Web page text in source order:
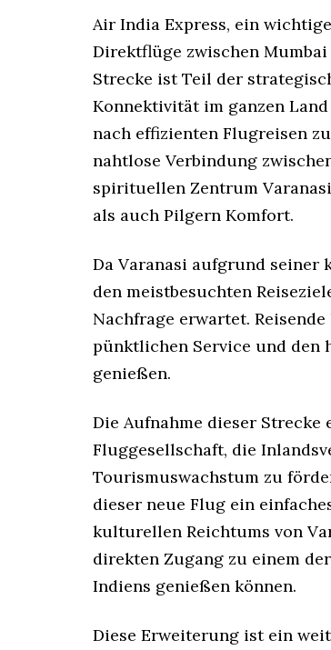
Air India Express, ein
Direktflüge zwischen
Strecke ist Teil der
Konnektivität im ganzen
nach effizienten Flugreisen
nahtlose Verbindung
spirituellen Zentrum
als auch Pilgern Komfort.
Da Varanasi aufgrund
den meistbesuchten
Nachfrage erwartet.
pünktlichen Service und den
genießen.
Die Aufnahme dieser
Fluggesellschaft, die
Tourismuswachstum zu
dieser neue Flug ein
kulturellen Reichtums von
direkten Zugang zu einem
Indiens genießen können.
Diese Erweiterung ist ein